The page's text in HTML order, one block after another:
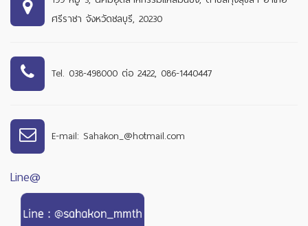
ศรีราชา จังหวัดชลบุรี, 20230
Tel. 038-498000 ต่อ 2422, 086-1440447
E-mail: Sahakon_@hotmail.com
Line@